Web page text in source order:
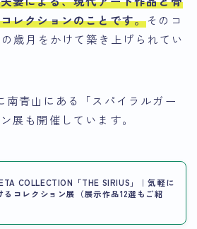
レクションのことです。そのコ
歳月をかけて築き上げられてい
南青山にある「スパイラルガー
展も開催しています。
COLLECTION「THE SIRIUS」｜気軽に
るコレクション展（展示作品12選もご紹